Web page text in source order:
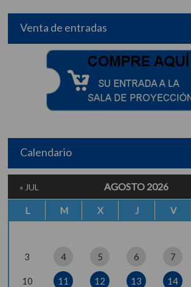
Venta de entradas
Calendario
AGOSTO 2026
L M X J V
3 4 5 6 7
10 11 12 13 14
« JUL